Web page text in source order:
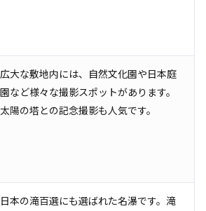
広大な敷地内には、自然文化園や日本庭
園など様々な撮影スポットがあります。
太陽の塔との記念撮影も人気です。
日本の滝百選にも選ばれた名瀑です。滝